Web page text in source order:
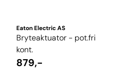
Eaton Electric AS
Bryteaktuator - pot.fri
kont.
879,-